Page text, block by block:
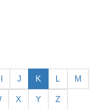
J K L M
X Y Z